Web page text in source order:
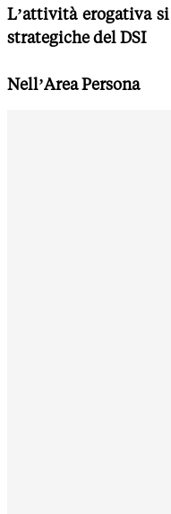
L’attività erogativa
strategiche del DSI
Nell’Area Persona